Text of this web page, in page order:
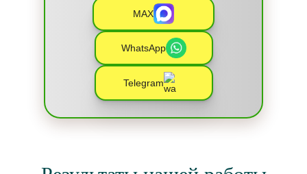
MAX
WhatsApp
Telegram